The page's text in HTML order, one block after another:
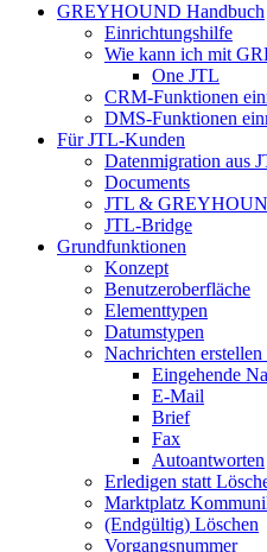
GREYHOUND Handbuch
Einrichtungshilfe
Wie kann ich mit
One JTL
CRM-Funktionen
DMS-Funktionen
Für JTL-Kunden
Datenmigration aus
Documents
JTL &
JTL-Bridge
Grundfunktionen
Konzept
Benutzeroberfläche
Elementtypen
Datumstypen
Nachrichten
Eingehende
E-Mail
Brief
Fax
Autoantworten
Erledigen statt
Marktplatz
(Endgültig) Löschen
Vorgangsnummer